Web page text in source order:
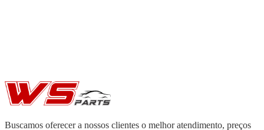
Buscamos oferecer a nossos clientes o melhor atendimento, preços